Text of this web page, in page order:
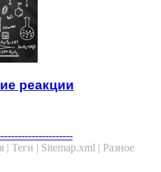
реакции
| Теги | Sitemap.xml | Разное